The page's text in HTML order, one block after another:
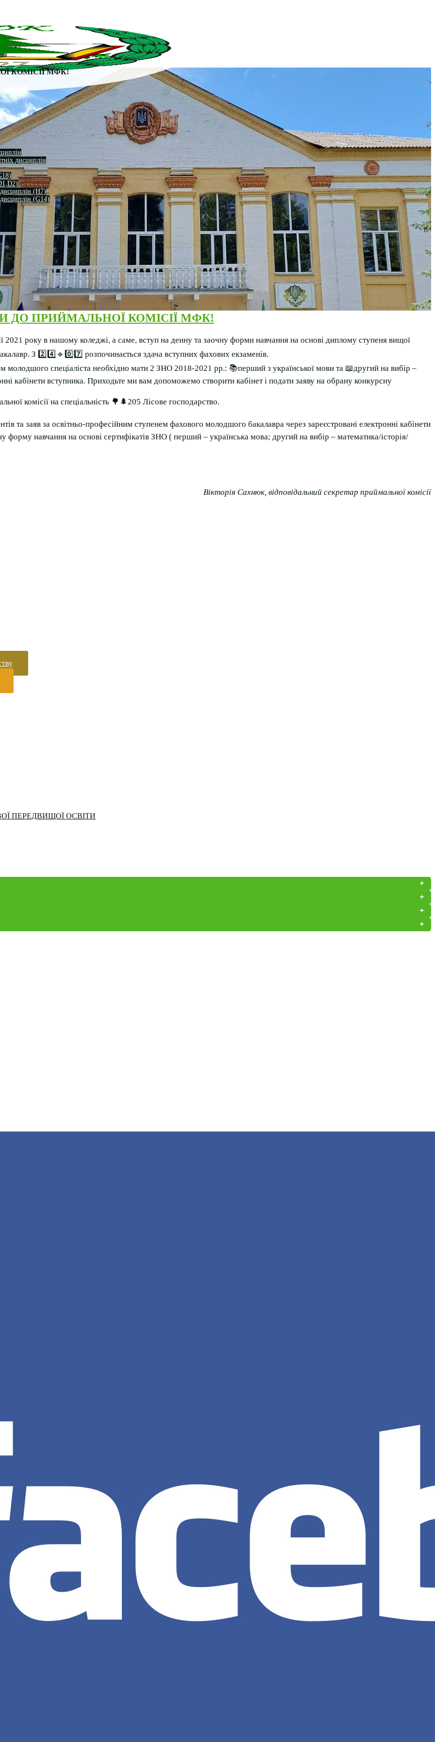
дисциплін
(H7)
(G14)
КОМІСІЇ МФК!
ПРИЙМАЛЬНОЇ КОМІСІЇ МФК!
2021 року в нашому коледжі, а саме, вступ на денну та заочну форми навчання на основі диплому ступеня вищої
З 2️⃣4️⃣🔹0️⃣7️⃣ розпочинається здача вступних фахових екзаменів.
спеціаліста необхідно мати 2 ЗНО 2018-2021 рр.: 📚перший з української мови та 📖другий на вибір –
кабінети вступника. Приходьте ми вам допоможемо створити кабінет і подати заяву на обрану конкурсну
комісії на спеціальність 🌳🌲205 Лісове господарство.
та заяв за освітньо-професійним ступенем фахового молодшого бакалавра через зареєстровані електронні кабінети
форму навчання на основі сертифікатів ЗНО ( перший – українська мова; другий на вибір – математика/історія/
Вікторія Сахнюк, відповідальний секретар приймальної комісії
ПЕРЕДВИЩОЇ ОСВІТИ